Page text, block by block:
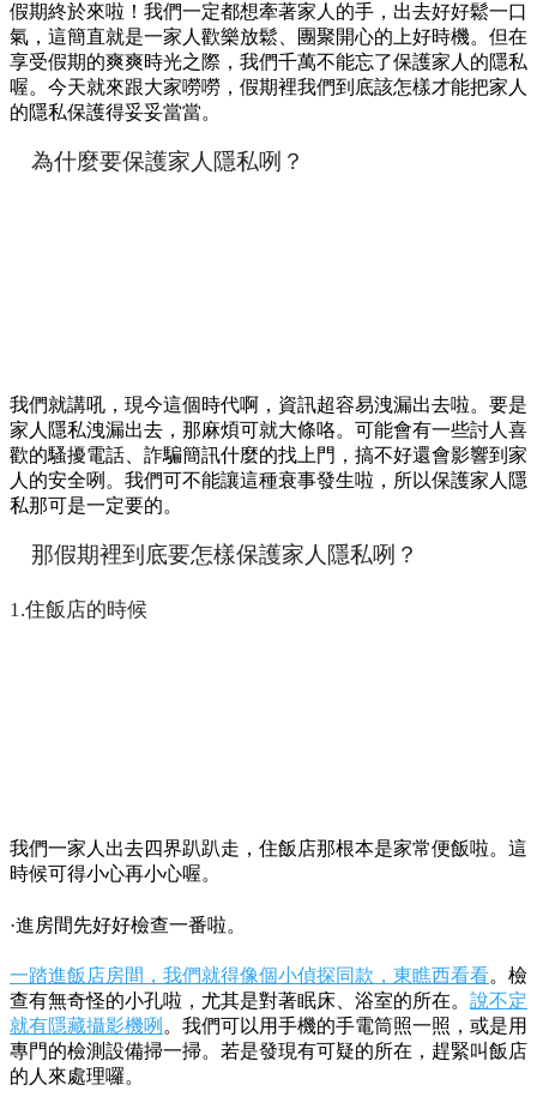
假期終於來啦！我們一定都想牽著家人的手，出去好好鬆一口
氣，這簡直就是一家人歡樂放鬆、團聚開心的上好時機。但在
享受假期的爽爽時光之際，我們千萬不能忘了保護家人的隱私
喔。今天就來跟大家嘮嘮，假期裡我們到底該怎樣才能把家人
的隱私保護得妥妥當當。
為什麼要保護家人隱私咧？
我們就講吼，現今這個時代啊，資訊超容易洩漏出去啦。要是
家人隱私洩漏出去，那麻煩可就大條咯。可能會有一些討人喜
歡的騷擾電話、詐騙簡訊什麼的找上門，搞不好還會影響到家
人的安全咧。我們可不能讓這種衰事發生啦，所以保護家人隱
私那可是一定要的。
那假期裡到底要怎樣保護家人隱私咧？
1.住飯店的時候
我們一家人出去四界趴趴走，住飯店那根本是家常便飯啦。這
時候可得小心再小心喔。
·進房間先好好檢查一番啦。
一踏進飯店房間，我們就得像個小偵探同款，東瞧西看看。檢
查有無奇怪的小孔啦，尤其是對著眠床、浴室的所在。 說不定
就有隱藏攝影機咧 。我們可以用手機的手電筒照一照，或是用
專門的檢測設備掃一掃。若是發現有可疑的所在，趕緊叫飯店
的人來處理囉。